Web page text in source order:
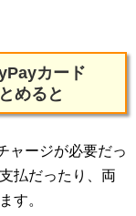
カード
めると
ャージが必要だっ
払だったり、両
す。